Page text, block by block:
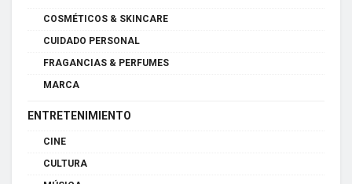
COSMÉTICOS & SKINCARE
CUIDADO PERSONAL
FRAGANCIAS & PERFUMES
MARCA
ENTRETENIMIENTO
CINE
CULTURA